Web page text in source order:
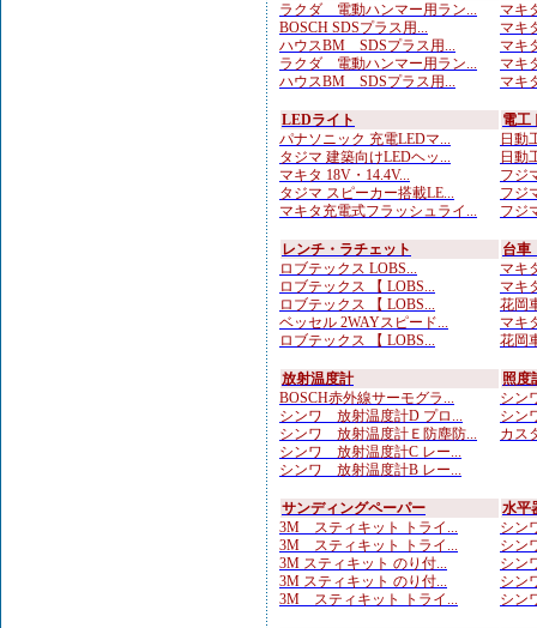
ラクダ 電動ハンマー用ラン...
BOSCH SDSプラス用...
ハウスBM SDSプラス用...
ラクダ 電動ハンマー用ラン...
ハウスBM SDSプラス用...
マキ
マキ
マキ
マキ
マキ
LEDライト
パナソニック 充電LEDマ...
タジマ 建築向けLEDヘッ...
マキタ 18V・14.4V...
タジマ スピーカー搭載LE...
マキタ充電式フラッシュライ...
電工
日動
日動
フジ
フジ
フジ
レンチ・ラチェット
ロブテックス LOBS...
ロブテックス 【 LOBS...
ロブテックス 【 LOBS...
ベッセル 2WAYスピード...
ロブテックス 【 LOBS...
台車
マキ
マキ
花岡
マキ
花岡
放射温度計
BOSCH赤外線サーモグラ...
シンワ 放射温度計D プロ...
シンワ 放射温度計Ｅ防塵防...
シンワ 放射温度計C レー...
シンワ 放射温度計B レー...
照度
シン
シン
カス
サンディングペーパー
3M スティキット トライ...
3M スティキット トライ...
3M スティキット のり付...
3M スティキット のり付...
3M スティキット トライ...
水平
シン
シン
シン
シン
シン